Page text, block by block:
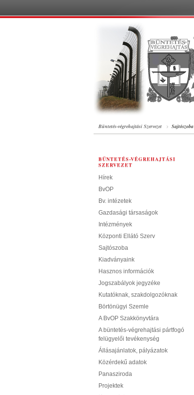
Büntetés-végrehajtási Szervezet Sajtószoba
BÜNTETÉS-VÉGREHAJTÁSI
SZERVEZET
Hírek
BvOP
Bv. intézetek
Gazdasági társaságok
Intézmények
Központi Ellátó Szerv
Sajtószoba
Kiadványaink
Hasznos információk
Jogszabályok jegyzéke
Kutatóknak, szakdolgozóknak
Börtönügyi Szemle
A BvOP Szakkönyvtára
A büntetés-végrehajtási pártfogó
felügyelői tevékenység
Állásajánlatok, pályázatok
Közérdekű adatok
Panasziroda
Projektek